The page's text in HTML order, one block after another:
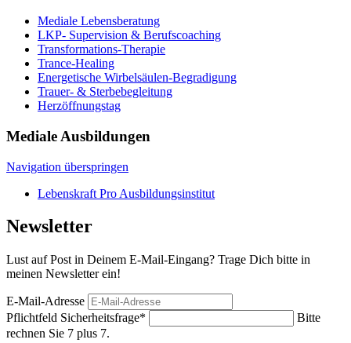
Mediale Lebensberatung
LKP- Supervision & Berufscoaching
Transformations-Therapie
Trance-Healing
Energetische Wirbelsäulen-Begradigung
Trauer- & Sterbebegleitung
Herzöffnungstag
Mediale Ausbildungen
Navigation überspringen
Lebenskraft Pro Ausbildungsinstitut
Newsletter
Lust auf Post in Deinem E-Mail-Eingang? Trage Dich bitte in
meinen Newsletter ein!
E-Mail-Adresse
Pflichtfeld Sicherheitsfrage*
Bitte
rechnen Sie 7 plus 7.